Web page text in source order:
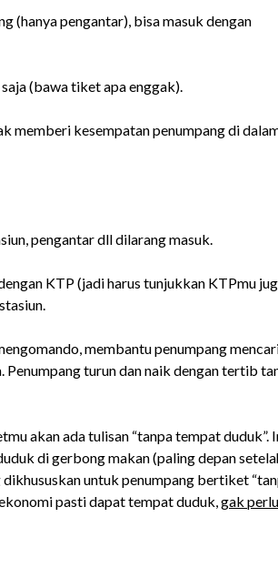
(hanya pengantar), bisa masuk dengan
(bawa tiket apa enggak).
memberi kesempatan penumpang di
pengantar dll dilarang masuk.
KTP (jadi harus tunjukkan KTPmu
membantu penumpang
turun dan naik dengan tertib
akan ada tulisan “tanpa tempat duduk”.
di gerbong makan (paling depan
untuk penumpang bertiket
pasti dapat tempat duduk,gak perlu